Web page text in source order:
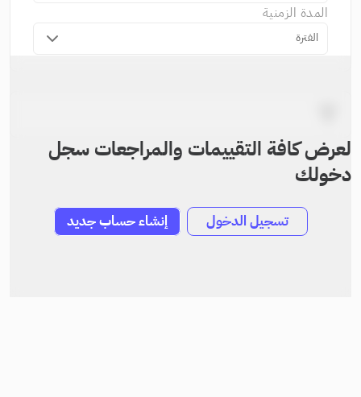
المدة الزمنية
الفترة
لعرض كافة التقييمات والمراجعات سجل
دخولك
تسجيل الدخول إنشاء حساب جديد